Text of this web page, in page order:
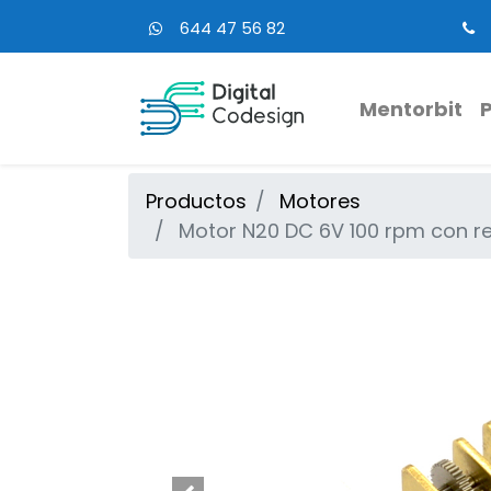
644 47 56 82
Mentorbit
Productos
Motores
Motor N20 DC 6V 100 rpm con